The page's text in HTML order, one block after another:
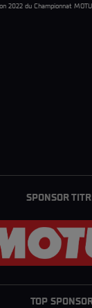
2022 du Championnat
SPONSOR
TOP